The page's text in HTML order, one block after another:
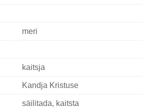
meri
kaitsja
Kandja Kristuse
säilitada, kaitsta